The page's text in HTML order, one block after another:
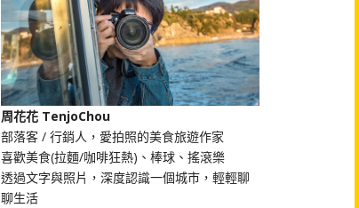
周花花 TenjoChou
部落客 / 行銷人，愛拍照的美食旅遊作家
喜歡美食(拉麵/咖啡狂熱)、棒球、搖滾樂
透過文字與照片，深度認識一個城市，輕輕聊
聊生活